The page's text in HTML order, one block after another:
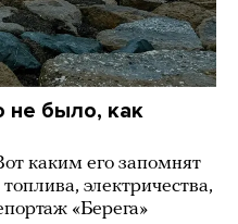
не было, как
каким его запомнят
электричества,
«Берега»